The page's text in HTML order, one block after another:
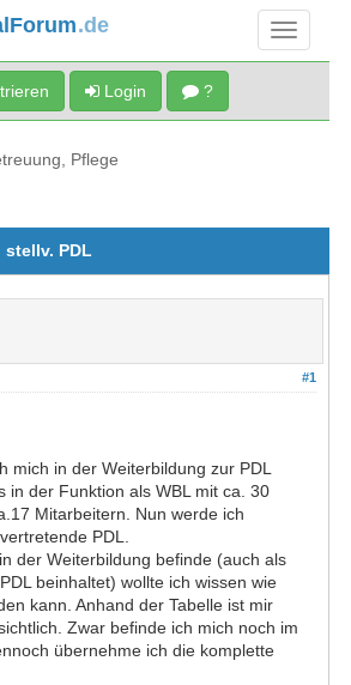
.de
Login ?
Pflege
stellv. PDL
#1
mich in der Weiterbildung zur PDL
in der Funktion als WBL mit ca. 30
Mitarbeitern. Nun werde ich
PDL.
der Weiterbildung befinde (auch als
beinhaltet) wollte ich wissen wie
kann. Anhand der Tabelle ist mir
Zwar befinde ich mich noch im
übernehme ich die komplette